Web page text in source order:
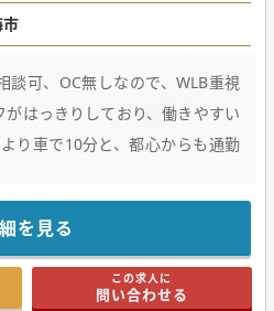
海市
可、OC無しなので、WLB重視
はっきりしており、働きやすい
り車で10分と、都心からも通勤
綺麗な海も見える立地です。
で、QOL向上と共に高額年収も
名古屋駅まで2時間なので遠方の
転居可能な先生におすすめの求人
合わせください。
を見る
この求人に
問い合わせる